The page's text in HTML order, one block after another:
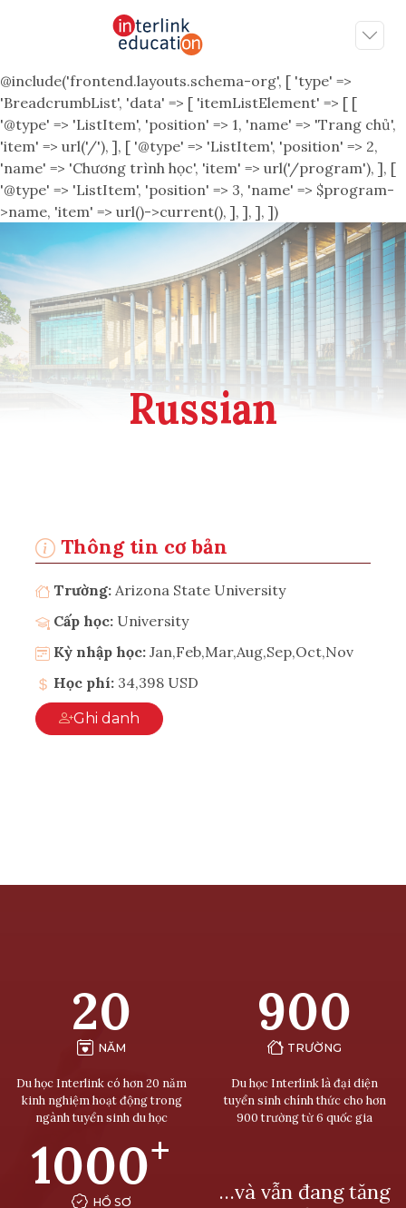
@include('frontend.layouts.schema-org', [ 'type' =>
'BreadcrumbList', 'data' => [ 'itemListElement' => [ [
'@type' => 'ListItem', 'position' => 1, 'name' => 'Trang chủ',
'item' => url('/'), ], [ '@type' => 'ListItem', 'position' => 2,
'name' => 'Chương trình học', 'item' => url('/program'), ], [
'@type' => 'ListItem', 'position' => 3, 'name' => $program-
>name, 'item' => url()->current(), ], ], ], ])
Russian
Thông tin cơ bản
Trường: Arizona State University
Cấp học: University
Kỳ nhập học: Jan,Feb,Mar,Aug,Sep,Oct,Nov
Học phí: 34,398 USD
Ghi danh
20
NĂM
Du học Interlink có hơn 20 năm
kinh nghiệm hoạt động trong
ngành tuyển sinh du học
900
TRƯỜNG
Du học Interlink là đại diện
tuyển sinh chính thức cho hơn
900 trường từ 6 quốc gia
1000+
HỒ SƠ
…và vẫn đang tăng